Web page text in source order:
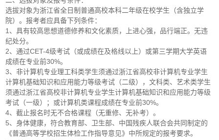
选拔对象为浙江省全日制普通高校本科二年级在校学生（含独立学
院）。报考者应具备下列条件：
1、具有较高思想道德修养和文化素质，上进心强，品行端正。无违
纪处分。
2、通过CET-4级考试（或成绩在及格线以上）或第三学期大学英语
成绩在专业前30%。
3、非计算机专业理工科类学生须通过浙江省高校非计算机专业学生
计算机基础知识和应用能力等级考试（二级），文科类、艺术类学生
须通过浙江省高校非计算机专业学生计算机基础知识和应用能力等级
考试（一级）；或计算机类课程成绩在专业前30%。
4、截止报名时无不合格课程（无重修、无补考）。
5、身体健康，符合教育部、卫生部、中国残疾人联合会共同制定的
《普通高等学校招生体检工作指导意见》中所规定的报考要求。